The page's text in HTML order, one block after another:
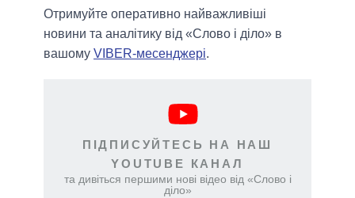
Отримуйте оперативно найважливіші
новини та аналітику від «Слово і діло» в
вашому VIBER-месенджері.
ПІДПИСУЙТЕСЬ НА НАШ
YOUTUBE КАНАЛ
та дивіться першими нові відео від «Слово і
діло»